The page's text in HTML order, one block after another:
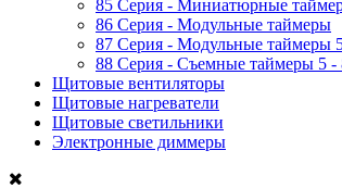
85 Серия - Миниатюрные
86 Серия - Модульные таймеры
87 Серия - Модульные таймеры
88 Серия - Съемные таймеры 5 -
Щитовые вентиляторы
Щитовые нагреватели
Щитовые светильники
Электронные диммеры